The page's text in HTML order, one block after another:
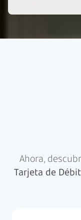
Ahora,
Tarjeta de